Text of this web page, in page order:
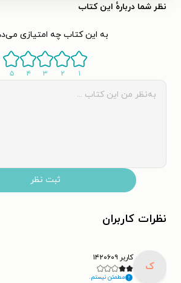
نظر شما دربارهٔ این کتاب
به این کتاب چه امتیازی
۱ ۲ ۳ ۴ ۵
ثبت نظر
نظرات کاربران
ک
کاربر ۱۴۲۰۶۰۹
مطمئن نیستم.